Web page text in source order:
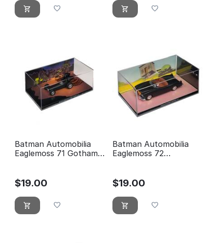
Batman Automobilia
Eaglemoss 71 Gotham
$19.00
Batman Automobilia
Eaglemoss 72
$19.00